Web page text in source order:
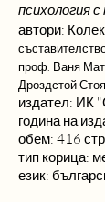
психология
автори:
проф. Ваня
Дроздстой
издател: ИК
година на
обем: 416
тип корица:
език: